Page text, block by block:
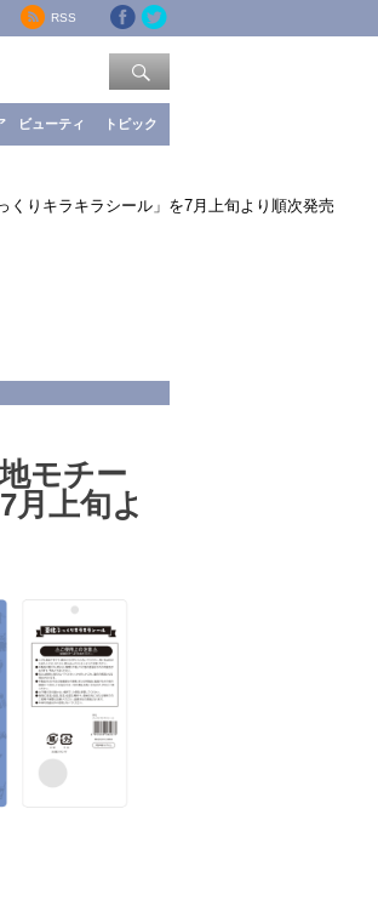
RSS
ビューティ トピック
りキラキラシール」を7月上旬より順次発売
モチー
月上旬よ